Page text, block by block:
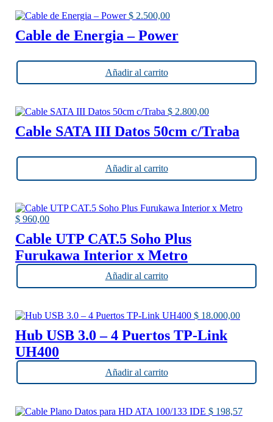
$ 2.500,00
Cable de Energia – Power
Añadir al carrito
$ 2.800,00
Cable SATA III Datos 50cm c/Traba
Añadir al carrito
$ 960,00
Cable UTP CAT.5 Soho Plus
Furukawa Interior x Metro
Añadir al carrito
$ 18.000,00
Hub USB 3.0 – 4 Puertos TP-Link
UH400
Añadir al carrito
$ 198,57